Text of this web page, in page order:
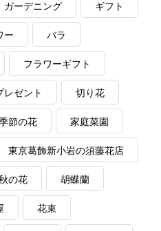
ガーデニング ギフト
ー バラ
フラワーギフト
レゼント 切り花
節の花 家庭菜園
東京葛飾新小岩の須藤花店
の花 胡蝶蘭
花束